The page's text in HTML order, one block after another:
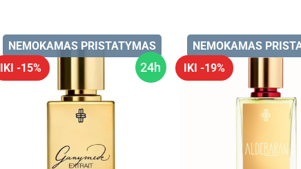
24h
IKI -15%
NEMOKAMAS PRISTATYMAS
IKI -19%
NEMOKAMAS